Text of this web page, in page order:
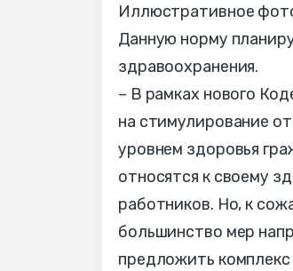
Иллюстративное
Данную норму
здравоохранения.
– В рамках нового
на стимулирование
уровнем здоровья
относятся к своему
работников. Но, к
большинство мер
предложить